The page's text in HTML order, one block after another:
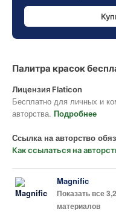
Палитра красок
Лицензия Flaticon
Бесплатно для личных и
авторства. Подробнее
Ссылка на авторство
Как ссылаться на
Magnific
Показать все
материалов